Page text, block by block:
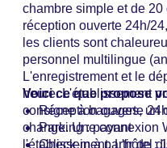
chambre simple et de
réception ouverte 24h/
les clients sont
personnel multilingue
L'enregistrement et le
heure. L'établissement
consigne à bagages, un
change. Une connexion
l'établissement. L'hôtel
Voici ce que propose
Réception ouverte
Parking : payant
Check-in à partir de :